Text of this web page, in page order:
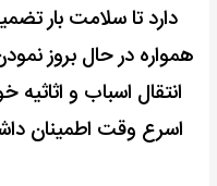
دارد تا سلامت بار
همواره در حال بروز
انتقال اسباب و
اسرع وقت اطمینان